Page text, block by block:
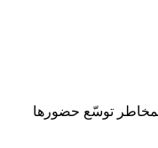
توسّع حضورها